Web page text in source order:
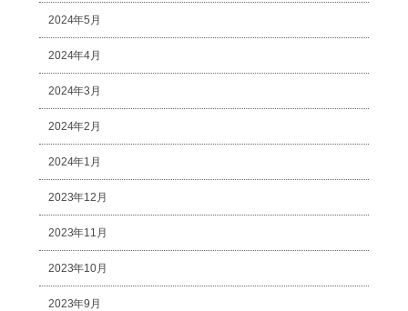
2024年5月
2024年4月
2024年3月
2024年2月
2024年1月
2023年12月
2023年11月
2023年10月
2023年9月